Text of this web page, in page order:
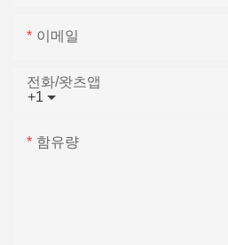
이메일
+1
전화/왓츠앱
함유량